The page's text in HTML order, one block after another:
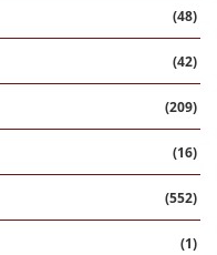
(48)
(42)
(209)
(16)
(552)
(1)